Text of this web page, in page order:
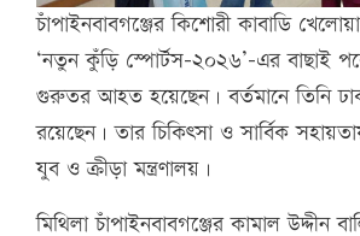
চাঁপাইনবাবগঞ্জের কিশোরী কাবাডি
‘নতুন কুঁড়ি স্পোর্টস-২০২৬’-এর বাছাই
গুরুতর আহত হয়েছেন। বর্তমানে তিনি
রয়েছেন। তার চিকিৎসা ও সার্বিক
যুব ও ক্রীড়া মন্ত্রণালয়।
মিথিলা চাঁপাইনবাবগঞ্জের কামাল উদ্দীন